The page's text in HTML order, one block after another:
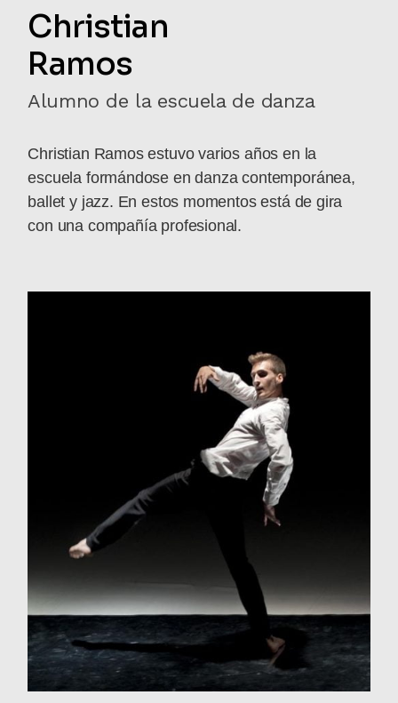
Christian
Ramos
Alumno de la escuela de danza
Christian Ramos estuvo varios años en la
escuela formándose en danza contemporánea,
ballet y jazz. En estos momentos está de gira
con una compañía profesional.